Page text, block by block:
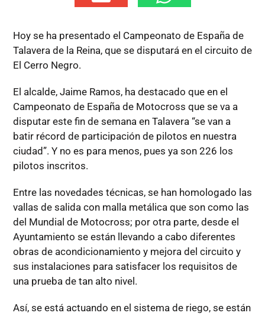
Hoy se ha presentado el Campeonato de España de
Talavera de la Reina, que se disputará en el circuito de
El Cerro Negro.
El alcalde, Jaime Ramos, ha destacado que en el
Campeonato de España de Motocross que se va a
disputar este fin de semana en Talavera “se van a
batir récord de participación de pilotos en nuestra
ciudad”. Y no es para menos, pues ya son 226 los
pilotos inscritos.
Entre las novedades técnicas, se han homologado las
vallas de salida con malla metálica que son como las
del Mundial de Motocross; por otra parte, desde el
Ayuntamiento se están llevando a cabo diferentes
obras de acondicionamiento y mejora del circuito y
sus instalaciones para satisfacer los requisitos de
una prueba de tan alto nivel.
Así, se está actuando en el sistema de riego, se están